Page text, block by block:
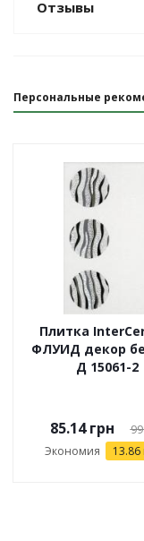
Отзывы
Персональные
Плитка
ФЛУИД декор
Д 15061-2
85.14грн 99
Экономия 13.86